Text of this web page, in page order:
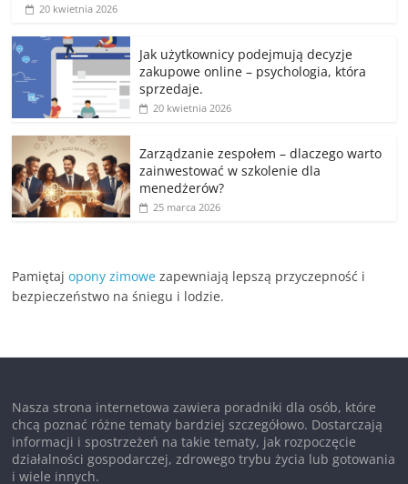
20 kwietnia 2026
Jak użytkownicy podejmują decyzje
zakupowe online – psychologia, która
sprzedaje.
20 kwietnia 2026
Zarządzanie zespołem – dlaczego warto
zainwestować w szkolenie dla
menedżerów?
25 marca 2026
Pamiętajopony zimowe zapewniają lepszą przyczepność i
bezpieczeństwo na śniegu i lodzie.
Nasza strona internetowa zawiera poradniki dla osób, które
chcą poznać różne tematy bardziej szczegółowo. Dostarczają
informacji i spostrzeżeń na takie tematy, jak rozpoczęcie
działalności gospodarczej, zdrowego trybu życia lub gotowania
i wiele innych.